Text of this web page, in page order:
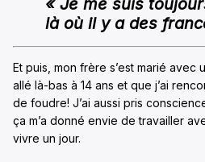
« Je me suis
là où il y a des
Et puis, mon frère s’est marié avec
allé là-bas à 14 ans et que j’ai
de foudre! J’ai aussi pris
ça m’a donné envie de travailler
vivre un jour.